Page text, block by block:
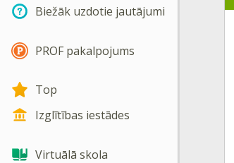
Biežāk uzdotie jautājumi
PROF pakalpojums
Top
Izglītības iestādes
Virtuālā skola